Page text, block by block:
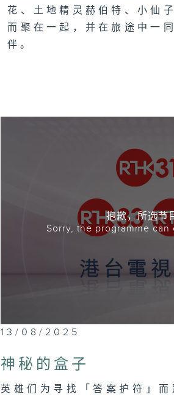
花、土地精灵赫伯特、小仙
而聚在一起，并在旅途中一
伴。
抱歉，所选节
Sorry, the programme
13/08/2025
神秘的盒子
英雄们为寻找「答案护符」